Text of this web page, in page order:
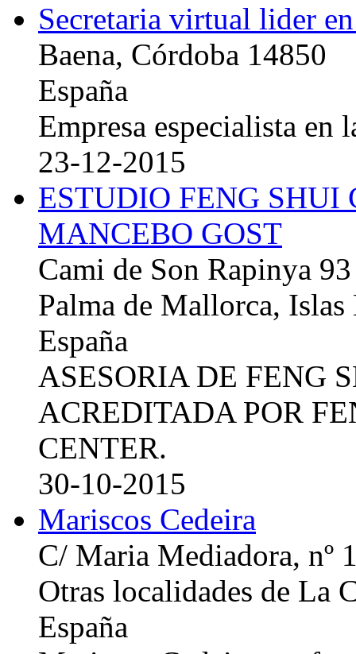
Secretaria virtual lider
Baena, Córdoba 14850
España
Empresa especialista en
23-12-2015
ESTUDIO FENG
MANCEBO GOST
Cami de Son Rapinya 93
Palma de Mallorca, Islas
España
ASESORIA DE FENG
ACREDITADA POR
CENTER.
30-10-2015
Mariscos Cedeira
C/ Maria Mediadora, nº
Otras localidades de La
España